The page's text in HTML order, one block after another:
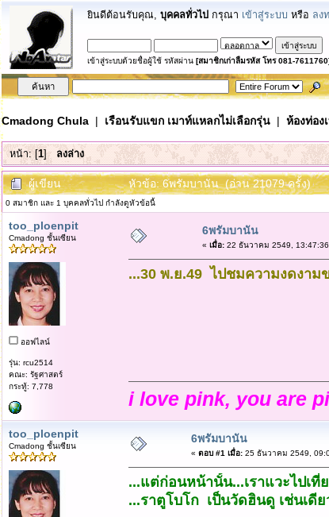
ยินดีต้อนรับคุณ, บุคคลทั่วไป กรุณา เข้าสู่ระบบ หรือ ลง
เข้าสู่ระบบด้วยชื่อผู้ใช้ รหัสผ่าน [สมาชิกเก่าลืมรหัส โทร 081-
Cmadong Chula| เรือนรับแขก เมาท์แหลกไม่เลือกรุ่น| ห้องท่อง
หน้า: [1] ลงล่าง
ผู้เขียน หัวข้อ: 6พรัมบานัน (อ่าน 21079 ครั้ง)
0 สมาชิก และ 1 บุคคลทั่วไป กำลังดูหัวข้อนี้
too_ploenpit
Cmadong ชั้นเซียน
ออฟไลน์
รุ่น: rcu2514
คณะ: รัฐศาสตร์
กระทู้: 7,778
6พรัมบานัน
« เมื่อ:22 ธันวาคม 2549,
...30 พ.ย.49 ไปชมความงดงาม
i love pink, you are
too_ploenpit
Cmadong ชั้นเซียน
6พรัมบานัน
« ตอบ #1 เมื่อ:25 ธันวาคม 2549,
...แต่ก่อนหน้านั้น...เราแวะไปเ
...ราตูโบโก เป็นวัดฮินดู เช่นเดี